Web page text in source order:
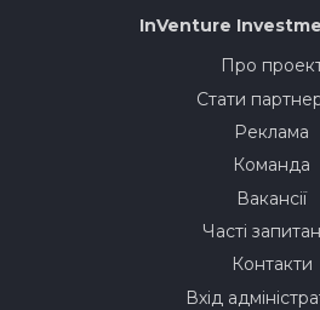
InVenture
Про
Стати
Реклама
Команда
Вакансії
Часті
Контакти
Вхід